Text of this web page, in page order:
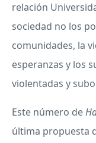
relación
sociedad no los
comunidades, la
esperanzas y los
violentadas y
Este número de
última propuesta